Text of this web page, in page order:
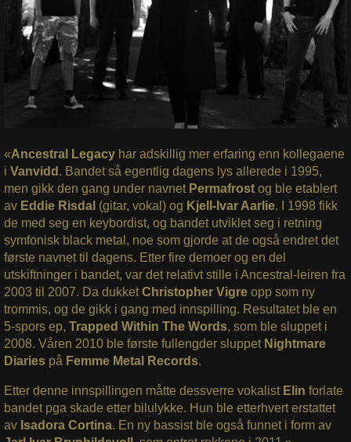
«Ancestral Legacyhar adskillig mer erfaring enn kollegaene
i Vanvidd . Bandet så egentlig dagens lys allerede i 1995,
men gikk den gang under navnet Permafrost og ble etablert
av Eddie Risdal (gitar, vokal) og Kjell-Ivar Aarlie. I 1998 fikk
de med seg en keybordist, og bandet utviklet seg i retning
symfonisk black metal, noe som gjorde at de også endret det
første navnet til dagens. Etter fire demoer og en del
utskiftninger i bandet, var det relativt stille i Ancestral-leiren fra
2003 til 2007. Da dukketChristopher Vigre opp som ny
trommis, og de gikk i gang med innspilling. Resultatet ble en
5-spors ep, Trapped Within The Words, som ble sluppet i
2008. Våren 2010 ble første fullengder sluppet Nightmare
Diariespå Femme Metal Records.
Etter denne innspillingen måtte dessverre vokalist Elin forlate
bandet pga skade etter bilulykke. Hun ble etterhvert erstattet
av Isadora Cortina. En ny bassist ble også funnet i form av